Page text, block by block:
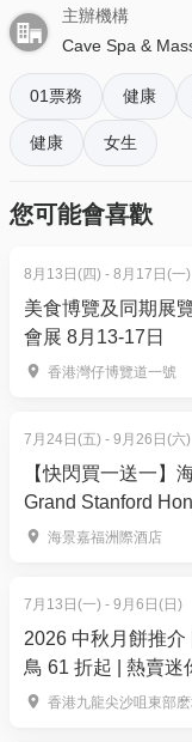
在您接受按摩之
後，根 據您選擇
糕、小吃 旨在讓
好準備。
預訂選項 (必須提
優惠價: $988/2位
四選一
* ⁠手法淋巴按摩65
* ⁠古法泰式按摩
* ⁠傳統穴位按摩
主辦機構
Cave Spa &
01票務 健康
健康 女生
您可能會喜歡
8月13日(四) - 8月17日(一)
美食博覽及同期展
會展 8月13-17日
香港灣仔博覽道一號
7月24日(五) - 9月26日(六)
【快閃買一送一】
Grand Stanford
「鮮味龍蝦盛宴」
海景嘉福洲際酒店
7月13日(一) - 9月6日(日)
2026 中秋月餅推
鳥 61 折起 | 熱賣
香港九龍尖沙咀東部